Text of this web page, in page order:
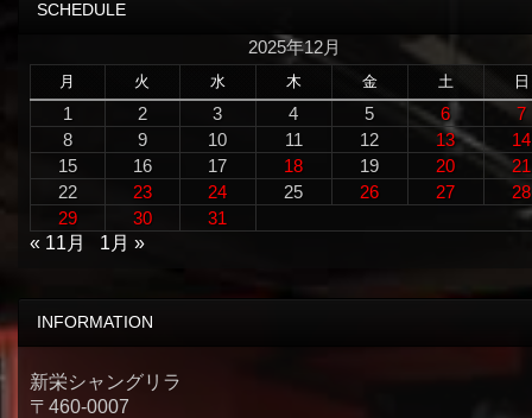
SCHEDULE
2025年12月
月 火 水 木 金 土 日
1 2 3 4 5 6
7
8
9 10 11 12 13
14
15
16 17 18 19 20
21
22
23 24 25 26 27
28
29
30
31
« 11月
1月 »
INFORMATION
新栄シャングリラ
〒460-0007